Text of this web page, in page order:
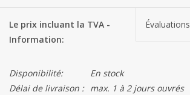
Cadeaux de Pâques
Marques
Le prix incluant la TVA -
Information:
Évaluations
Disponibilité:
En stock
Délai de livraison : max. 1 à 2 jours ouvrés